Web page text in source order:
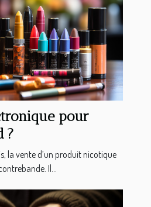
pour
?
la vente d’un produit nicotique
Il...